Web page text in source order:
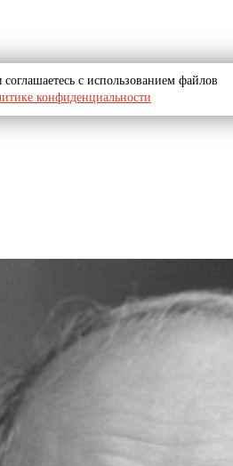
с использованием файлов
конфиденциальности